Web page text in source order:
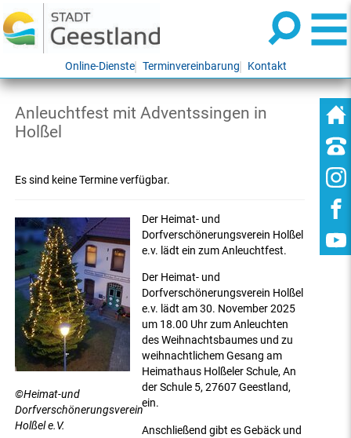
Online-Dienste Terminvereinbarung Kontakt
Anleuchtfest mit Adventssingen in
Holßel
Es sind keine Termine verfügbar.
©Heimat-und
Dorfverschönerungsverein
Holßel e.V.
Der Heimat- und
Dorfverschönerungsverein Holßel
e.v. lädt ein zum Anleuchtfest.
Der Heimat- und
Dorfverschönerungsverein Holßel
e.v. lädt am 30. November 2025
um 18.00 Uhr zum Anleuchten
des Weihnachtsbaumes und zu
weihnachtlichem Gesang am
Heimathaus Holßeler Schule, An
der Schule 5, 27607 Geestland,
ein.
Anschließend gibt es Gebäck und